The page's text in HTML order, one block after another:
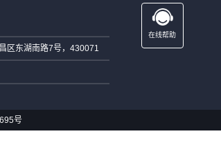
区东湖南路7号，430071
在线帮助
号